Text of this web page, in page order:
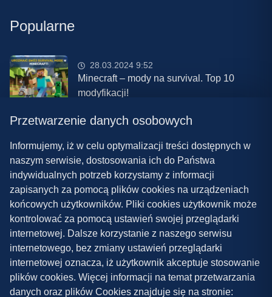
Popularne
28.03.2024 9:52
Minecraft – mody na survival. Top 10
modyfikacji!
08.03.2024 13:28
Najlepsze mody do ETS 2 w 2024 roku –
nowa paczka!
Polityka prywatności
Współpraca
Przetwarzenie danych osobowych
Informujemy, iż w celu optymalizacji treści dostępnych w
naszym serwisie, dostosowania ich do Państwa
indywidualnych potrzeb korzystamy z informacji
zapisanych za pomocą plików cookies na urządzeniach
końcowych użytkowników. Pliki cookies użytkownik może
kontrolować za pomocą ustawień swojej przeglądarki
internetowej. Dalsze korzystanie z naszego serwisu
internetowego, bez zmiany ustawień przeglądarki
internetowej oznacza, iż użytkownik akceptuje stosowanie
plików cookies. Więcej informacji na temat przetwarzania
danych oraz plików Cookies znajduje się na stronie: